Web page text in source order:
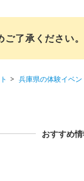
了承ください。
兵庫県の体験イベ
おすすめ